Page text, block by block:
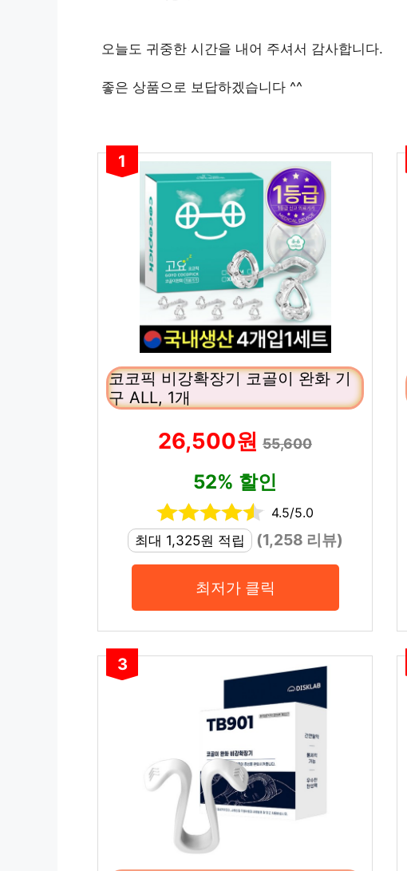
오늘도 귀중한 시간을 내어 주셔서 감사합니다.
좋은 상품으로 보답하겠습니다 ^^
1
코코픽 비강확장기 코골이 완화 기
구 ALL, 1개
26,500원 55,600
52% 할인
4.5/5.0
최대 1,325원 적립
(1,258 리뷰)
최저가 클릭
3